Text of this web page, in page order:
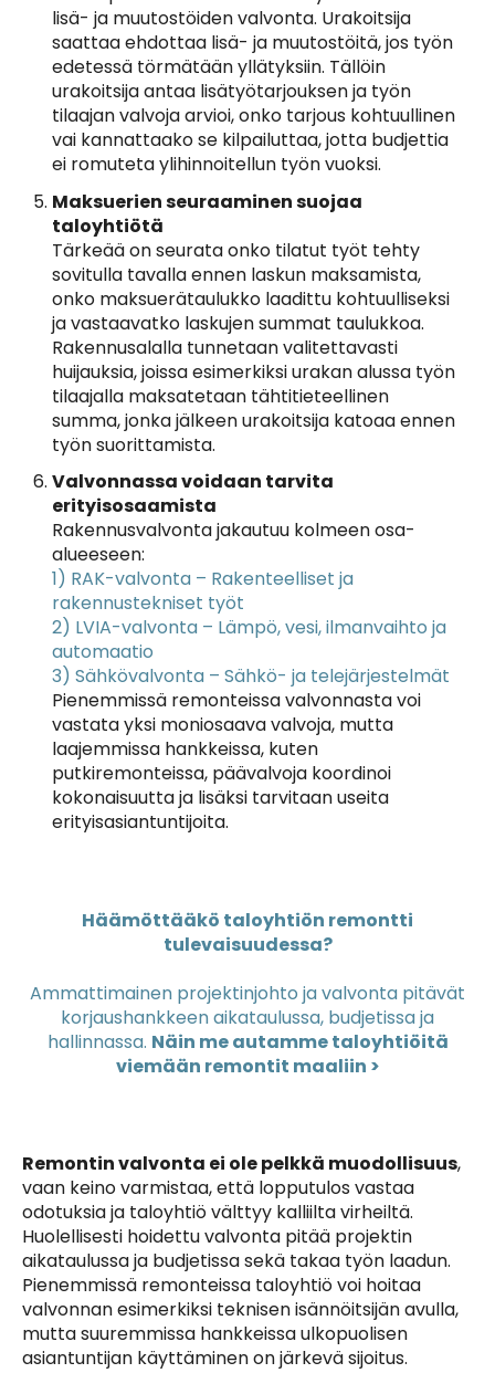
lisä- ja muutostöiden valvonta. Urakoitsija
saattaa ehdottaa lisä- ja muutostöitä, jos työn
edetessä törmätään yllätyksiin. Tällöin
urakoitsija antaa lisätyötarjouksen ja työn
tilaajan valvoja arvioi, onko tarjous kohtuullinen
vai kannattaako se kilpailuttaa, jotta budjettia
ei romuteta ylihinnoitellun työn vuoksi.
Maksuerien seuraaminen suojaa
taloyhtiötä
Tärkeää on seurata onko tilatut työt tehty
sovitulla tavalla ennen laskun maksamista,
onko maksuerätaulukko laadittu kohtuulliseksi
ja vastaavatko laskujen summat taulukkoa.
Rakennusalalla tunnetaan valitettavasti
huijauksia, joissa esimerkiksi urakan alussa työn
tilaajalla maksatetaan tähtitieteellinen
summa, jonka jälkeen urakoitsija katoaa ennen
työn suorittamista.
Valvonnassa voidaan tarvita
erityisosaamista
Rakennusvalvonta jakautuu kolmeen osa-
alueeseen:
1) RAK-valvonta – Rakenteelliset ja
rakennustekniset työt
2) LVIA-valvonta – Lämpö, vesi, ilmanvaihto ja
automaatio
3) Sähkövalvonta – Sähkö- ja telejärjestelmät
Pienemmissä remonteissa valvonnasta voi
vastata yksi moniosaava valvoja, mutta
laajemmissa hankkeissa, kuten
putkiremonteissa, päävalvoja koordinoi
kokonaisuutta ja lisäksi tarvitaan useita
erityisasiantuntijoita.
Häämöttääkö taloyhtiön remontti
tulevaisuudessa?
Ammattimainen projektinjohto ja valvonta pitävät
korjaushankkeen aikataulussa, budjetissa ja
hallinnassa. Näin me autamme taloyhtiöitä
viemään remontit maaliin >
Remontin valvonta ei ole pelkkä muodollisuus,
vaan keino varmistaa, että lopputulos vastaa
odotuksia ja taloyhtiö välttyy kalliilta virheiltä.
Huolellisesti hoidettu valvonta pitää projektin
aikataulussa ja budjetissa sekä takaa työn laadun.
Pienemmissä remonteissa taloyhtiö voi hoitaa
valvonnan esimerkiksi teknisen isännöitsijän avulla,
mutta suuremmissa hankkeissa ulkopuolisen
asiantuntijan käyttäminen on järkevä sijoitus.